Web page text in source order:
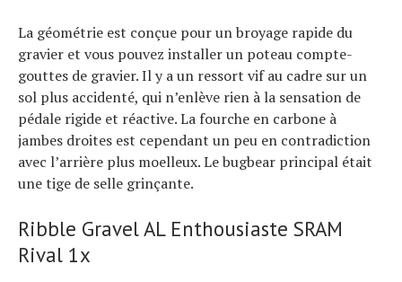
La géométrie est conçue pour un broyage rapide du
gravier et vous pouvez installer un poteau compte-
gouttes de gravier. Il y a un ressort vif au cadre sur un
sol plus accidenté, qui n’enlève rien à la sensation de
pédale rigide et réactive. La fourche en carbone à
jambes droites est cependant un peu en contradiction
avec l’arrière plus moelleux. Le bugbear principal était
une tige de selle grinçante.
Ribble Gravel AL Enthousiaste SRAM
Rival 1x